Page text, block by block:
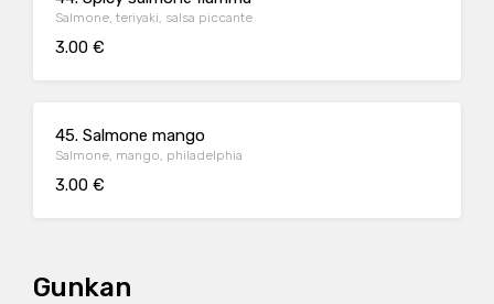
Salmone, teriyaki, salsa piccante
3.00 €
45. Salmone mango
Salmone, mango, philadelphia
3.00 €
Gunkan